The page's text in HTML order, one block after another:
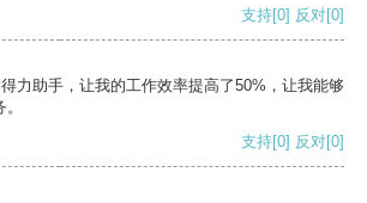
支持[0] 反对[0]
力助手，让我的工作效率提高了50%，让我能够
支持[0] 反对[0]